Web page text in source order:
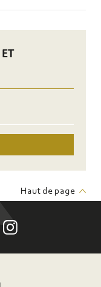
Haut de page